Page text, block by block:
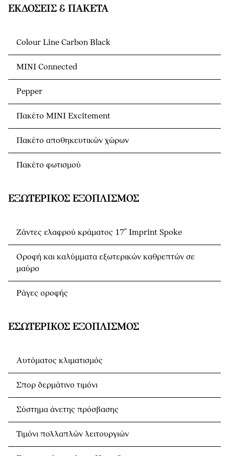
ΕΚΔΌΣΕΙΣ & ΠΑΚΈΤΑ
Colour Line Carbon Black
MINI Connected
Pepper
Πακέτο MINI Excitement
Πακέτο αποθηκευτικών χώρων
Πακέτο φωτισμού
ΕΞΩΤΕΡΙΚΌΣ ΕΞΟΠΛΙΣΜΌΣ
Ζάντες ελαφρού κράματος 17" Imprint Spoke
Οροφή και καλύμματα εξωτερικών καθρεπτών σε
μαύρο
Ράγες οροφής
ΕΣΩΤΕΡΙΚΌΣ ΕΞΟΠΛΙΣΜΌΣ
Αυτόματος κλιματισμός
Σπορ δερμάτινο τιμόνι
Σύστημα άνετης πρόσβασης
Τιμόνι πολλαπλών λειτουργιών